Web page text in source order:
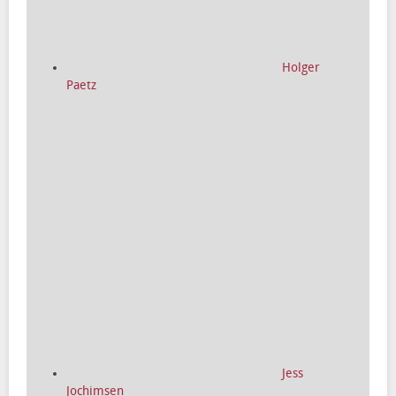
Holger
Paetz
Jess
Jochimsen